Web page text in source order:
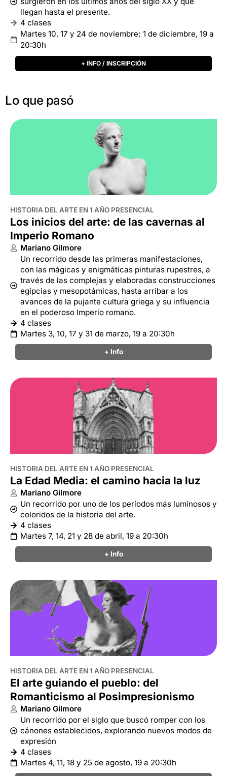
llegan hasta el presente.
4 clases
Martes 10, 17 y 24 de noviembre; 1 de diciembre, 19 a
20:30h
+ INFO / INSCRIPCIÓN
Lo que pasó
HISTORIA DEL ARTE EN 1 AÑO PRESENCIAL
Los inicios del arte: de las cavernas al
Imperio Romano
Mariano Gilmore
Un recorrido desde las primeras manifestaciones,
con las mágicas y enigmáticas pinturas rupestres, a
través de las complejas y elaboradas construcciones
egipcias y mesopotámicas, hasta arribar a los
avances de la pujante cultura griega y su influencia
en el poderoso Imperio romano.
4 clases
Martes 3, 10, 17 y 31 de marzo, 19 a 20:30h
+ Info
HISTORIA DEL ARTE EN 1 AÑO PRESENCIAL
La Edad Media: el camino hacia la luz
Mariano Gilmore
Un recorrido por uno de los períodos más luminosos y
coloridos de la historia del arte.
4 clases
Martes 7, 14, 21 y 28 de abril, 19 a 20:30h
+ Info
HISTORIA DEL ARTE EN 1 AÑO PRESENCIAL
El arte guiando el pueblo: del
Romanticismo al Posimpresionismo
Mariano Gilmore
Un recorrido por el siglo que buscó romper con los
cánones establecidos, explorando nuevos modos de
expresión
4 clases
Martes 4, 11, 18 y 25 de agosto, 19 a 20:30h